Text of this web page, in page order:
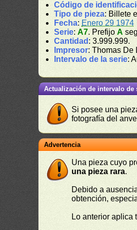
Código de
Tipo de pieza: Billete
Fecha: Enero 29 1974
Serie:A7. PrefijoA
Cantidad : 3.999.999.
Impresor: Thomas De
Intervalo de la serie:
Actualización de intervalo de
Si posee una
fotografía del
Advertencia
Una pieza cuyo
una pieza rara.
Debido a
obtención,
Lo anterior aplica